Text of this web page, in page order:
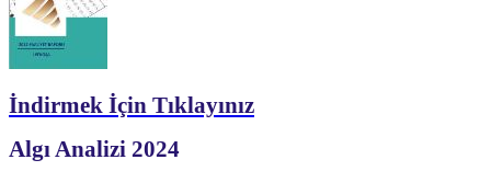
İndirmek İçin Tıklayınız
Algı Analizi 2024